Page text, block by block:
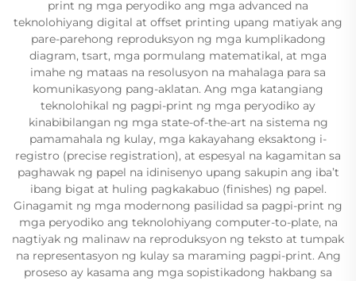
print ng mga peryodiko ang mga advanced na
teknolohiyang digital at offset printing upang matiyak ang
pare-parehong reproduksyon ng mga kumplikadong
diagram, tsart, mga pormulang matematikal, at mga
imahe ng mataas na resolusyon na mahalaga para sa
komunikasyong pang-aklatan. Ang mga katangiang
teknolohikal ng pagpi-print ng mga peryodiko ay
kinabibilangan ng mga state-of-the-art na sistema ng
pamamahala ng kulay, mga kakayahang eksaktong i-
registro (precise registration), at espesyal na kagamitan sa
paghawak ng papel na idinisenyo upang sakupin ang iba’t
ibang bigat at huling pagkakabuo (finishes) ng papel.
Ginagamit ng mga modernong pasilidad sa pagpi-print ng
mga peryodiko ang teknolohiyang computer-to-plate, na
nagtiyak ng malinaw na reproduksyon ng teksto at tumpak
na representasyon ng kulay sa maraming pagpi-print. Ang
proseso ay kasama ang mga sopistikadong hakbang sa